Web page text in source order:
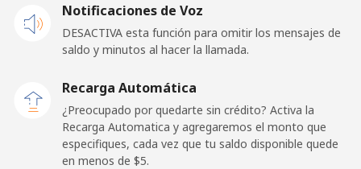
Sao Tome And Principe
country
⁦313.5¢⁩
Saudi Arabia
Notificaciones de Voz
DESACTIVA esta función para omitir los mensajes de
saldo y minutos al hacer la llamada.
Recarga Automática
¿Preocupado por quedarte sin crédito? Activa la
Recarga Automatica y agregaremos el monto que
especifiques, cada vez que tu saldo disponible quede
en menos de ⁦$5⁩.